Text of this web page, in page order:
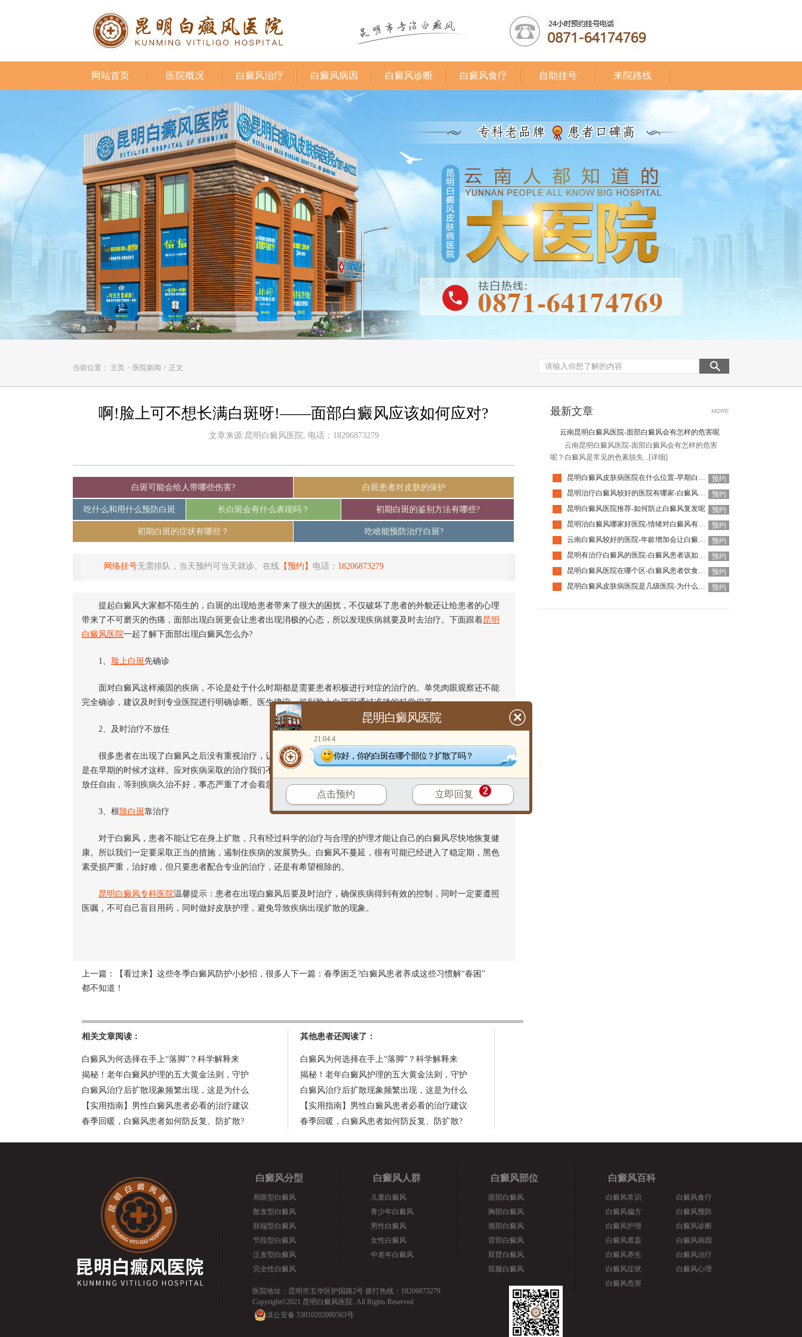
网站首页 医院概况 白癜风治疗 白癜风病因 白癜风诊断 白癜风食疗 自助挂号 来院路线
当前位置： 主页 > 医院新闻 > 正文
啊!脸上可不想长满白斑呀!——面部白癜风应该如何应对?
文章来源:昆明白癜风医院, 电话：18206873279
白斑可能会给人带哪些伤害? 白斑患者对皮肤的保护
吃什么和用什么预防白斑 长白斑会有什么表现吗？ 初期白斑的鉴别方法有哪些?
初期白斑的症状有哪些？ 吃啥能预防治疗白斑?
网络挂号无需排队，当天预约可当天就诊。在线 【预约】 电话： 18206873279
提起白癜风大家都不陌生的，白斑的出现给患者带来了很大的困扰，不仅破坏了患者的外貌还让给患者的心理
带来了不可磨灭的伤痛，面部出现白斑更会让患者出现消极的心态，所以发现疾病就要及时去治疗。下面跟着昆明
白癜风医院一起了解下面部出现白癜风怎么办?
1、 脸上白斑先确诊
面对白癜风这样顽固的疾病，不论是处于什么时期都是需要患者积极进行对症的治疗的。单凭肉眼观察还不能
完全确诊，建议及时到专业医院进行明确诊断。医生建议，鉴别脸上白斑可通过准确的科学仪器。
2、及时治疗不放任
很多患者在出现了白癜风之后没有重视治疗，认为白癜风没有很多的危害，对自己的影响不是很大，但是这只
是在早期的时候才这样。应对疾病采取的治疗我们不能拖延，顽疾的治疗是刻不容缓的。很多时候患者对待病情都
放任自由，等到疾病久治不好，事态严重了才会着急治疗。
3、根 除白斑靠治疗
对于白癜风，患者不能让它在身上扩散，只有经过科学的治疗与合理的护理才能让自己的白癜风尽快地恢复健
康。所以我们一定要采取正当的措施，遏制住疾病的发展势头。白癜风不蔓延，很有可能已经进入了稳定期，黑色
素受损严重，治好难，但只要患者配合专业的治疗，还是有希望根除的。
昆明白癜风专科医院温馨提示：患者在出现白癜风后要及时治疗，确保疾病得到有效的控制，同时一定要遵照
医嘱，不可自己盲目用药，同时做好皮肤护理，避免导致疾病出现扩散的现象。
上一篇：
【看过来】这些冬季白癜风防护小妙招，很多人
都不知道！
下一篇： 春季困乏?白癜风患者养成这些习惯解“春困”
相关文章阅读：
白癜风为何选择在手上“落脚”？科学解释来
揭秘！老年白癜风护理的五大黄金法则，守护
白癜风治疗后扩散现象频繁出现，这是为什么
【实用指南】男性白癜风患者必看的治疗建议
春季回暖，白癜风患者如何防反复、防扩散?
其他患者还阅读了：
白癜风为何选择在手上“落脚”？科学解释来
揭秘！老年白癜风护理的五大黄金法则，守护
白癜风治疗后扩散现象频繁出现，这是为什么
【实用指南】男性白癜风患者必看的治疗建议
春季回暖，白癜风患者如何防反复、防扩散?
最新文章 MORE
云南昆明白癜风医院-面部白癜风会有怎样的危害呢
云南昆明白癜风医院-面部白癜风会有怎样的危害
呢？白癜风是常见的色素脱失... [详细]
· 昆明白癜风皮肤病医院在什么位置-早期白癜风有什么表现
预约
·
昆明治疗白癜风较好的医院有哪家-白癜风治疗需要谨记什么呢
预约
·
昆明白癜风医院推荐-如何防止白癜风复发呢
预约
·
昆明治白癜风哪家好医院-情绪对白癜风有什么影响
预约
·
云南白癜风较好的医院-年龄增加会让白癜风自己好转吗
预约
·
昆明有治疗白癜风的医院-白癜风患者该如何挑选护肤品呢
预约
·
昆明白癜风医院在哪个区-白癜风患者饮食该怎么选择
预约
·
昆明白癜风皮肤病医院是几级医院-为什么白癜风要尽早治疗 预约
白癜风分型
局限型白癜风
散发型白癜风
肢端型白癜风
节段型白癜风
泛发型白癜风
完全性白癜风
白癜风人群
儿童白癜风
青少年白癜风
男性白癜风
女性白癜风
中老年白癜风
白癜风部位
面部白癜风
胸部白癜风
颈部白癜风
背部白癜风
双臂白癜风
双腿白癜风
白癜风百科
白癜风常识
白癜风偏方
白癜风护理
白癜风遮盖
白癜风养生
白癜风症状
白癜风危害
白癜风食疗
白癜风预防
白癜风诊断
白癜风病因
白癜风治疗
白癜风心理
医院地址：昆明市五华区护国路2号 拨打热线：18206873279
Copyright©2021 昆明白癜风医院. All Rights Reserved
滇公安备 53010202000563号
昆明白癜风医院
21:04:4
你好，你的白斑在哪个部位？扩散了吗？
点击预约 立即回复